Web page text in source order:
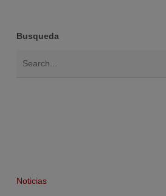
Busqueda
Noticias